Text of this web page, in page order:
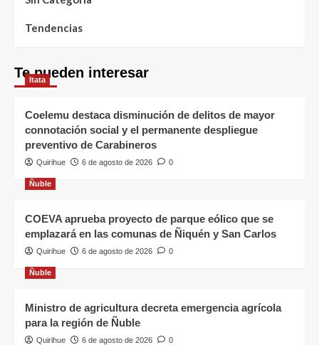
Tendencias
Te pueden interesar
Itata
Coelemu destaca disminución de delitos de mayor
connotación social y el permanente despliegue
preventivo de Carabineros
Quirihue 6 de agosto de 2026 0
Ñuble
COEVA aprueba proyecto de parque eólico que se
emplazará en las comunas de Ñiquén y San Carlos
Quirihue 6 de agosto de 2026 0
Ñuble
Ministro de agricultura decreta emergencia agrícola
para la región de Ñuble
Quirihue 6 de agosto de 2026 0